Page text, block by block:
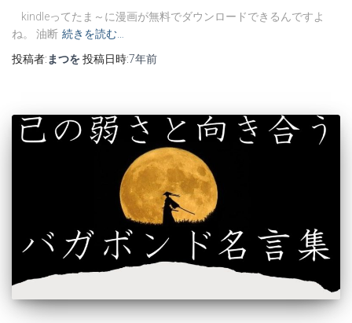
kindleってたま～に漫画が無料でダウンロードできるんですよ
ね。 油断 続きを読む…
投稿者: まつを投稿日時:7年前